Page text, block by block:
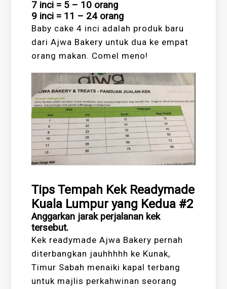
7 inci = 5 – 10 orang
9 inci = 11 – 24 orang
Baby cake 4 inci adalah produk baru
dari Ajwa Bakery untuk dua ke empat
orang makan. Comel meno!
Tips Tempah Kek Readymade
Kuala Lumpur yang Kedua #2
Anggarkan jarak perjalanan kek
tersebut.
Kek readymade Ajwa Bakery pernah
diterbangkan jauhhhhh ke Kunak,
Timur Sabah menaiki kapal terbang
untuk majlis perkahwinan seorang